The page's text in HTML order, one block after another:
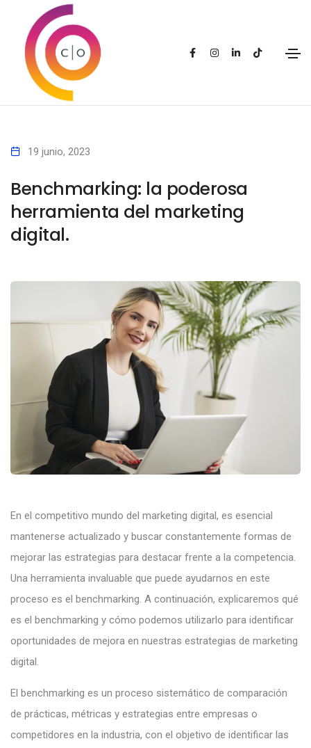
19 junio, 2023
Benchmarking: la poderosa
herramienta del marketing
digital.
En el competitivo mundo del marketing digital, es esencial
mantenerse actualizado y buscar constantemente formas de
mejorar las estrategias para destacar frente a la competencia.
Una herramienta invaluable que puede ayudarnos en este
proceso es el benchmarking. A continuación, explicaremos qué
es el benchmarking y cómo podemos utilizarlo para identificar
oportunidades de mejora en nuestras estrategias de marketing
digital.
El benchmarking es un proceso sistemático de comparación
de prácticas, métricas y estrategias entre empresas o
competidores en la industria, con el objetivo de identificar las